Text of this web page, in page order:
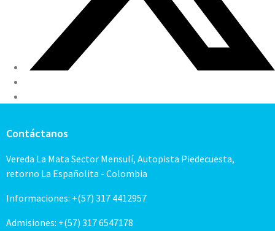
Contáctanos
Vereda La Mata Sector Mensulí, Autopista Piedecuesta,
retorno La Españolita - Colombia
Informaciones: +(57) 317 4412957
Admisiones: +(57) 317 6547178